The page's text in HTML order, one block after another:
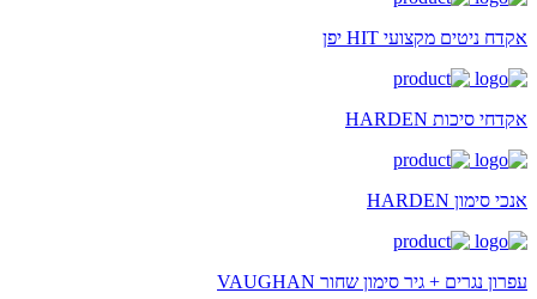
אקדח ניטים מקצועי HIT יפן
אקדחי סיכות HARDEN
אנכי סימון HARDEN
עפרון נגרים + גיר סימון שחור VAUGHAN